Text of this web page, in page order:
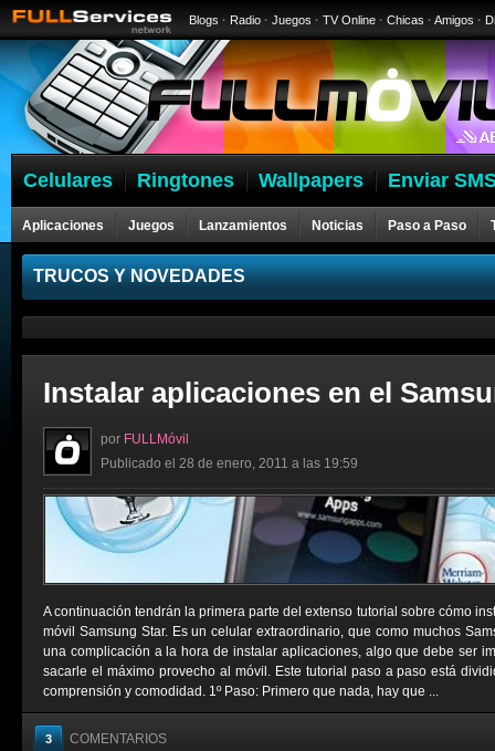
Blogs · Radio · Juegos · TV Online · Chicas · Amigos ·
Celulares Ringtones Wallpapers Enviar
Aplicaciones Juegos Lanzamientos Noticias Paso a Paso
Celulares
TRUCOS Y NOVEDADES
Instalar aplicaciones en el
por FULLMóvil
Publicado el 28 de enero, 2011 a las 19:59
A continuación tendrán la primera parte del extenso tutorial sobre cómo
móvil Samsung Star. Es un celular extraordinario, que como muchos
una complicación a la hora de instalar aplicaciones, algo que debe ser
sacarle el máximo provecho al móvil. Este tutorial paso a paso está
comprensión y comodidad. 1º Paso: Primero que nada, hay que ...
3 COMENTARIOS